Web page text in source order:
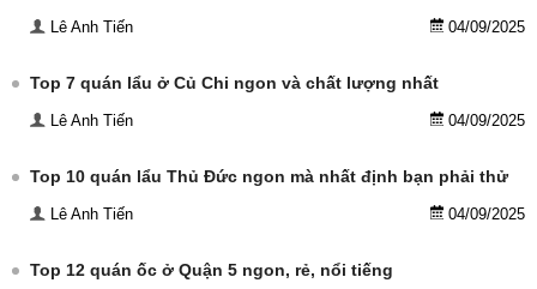
Lê Anh Tiến 04/09/2025
Top 7 quán lẩu ở Củ Chi ngon và chất lượng nhất
Lê Anh Tiến 04/09/2025
Top 10 quán lẩu Thủ Đức ngon mà nhất định bạn phải thử
Lê Anh Tiến 04/09/2025
Top 12 quán ốc ở Quận 5 ngon, rẻ, nổi tiếng